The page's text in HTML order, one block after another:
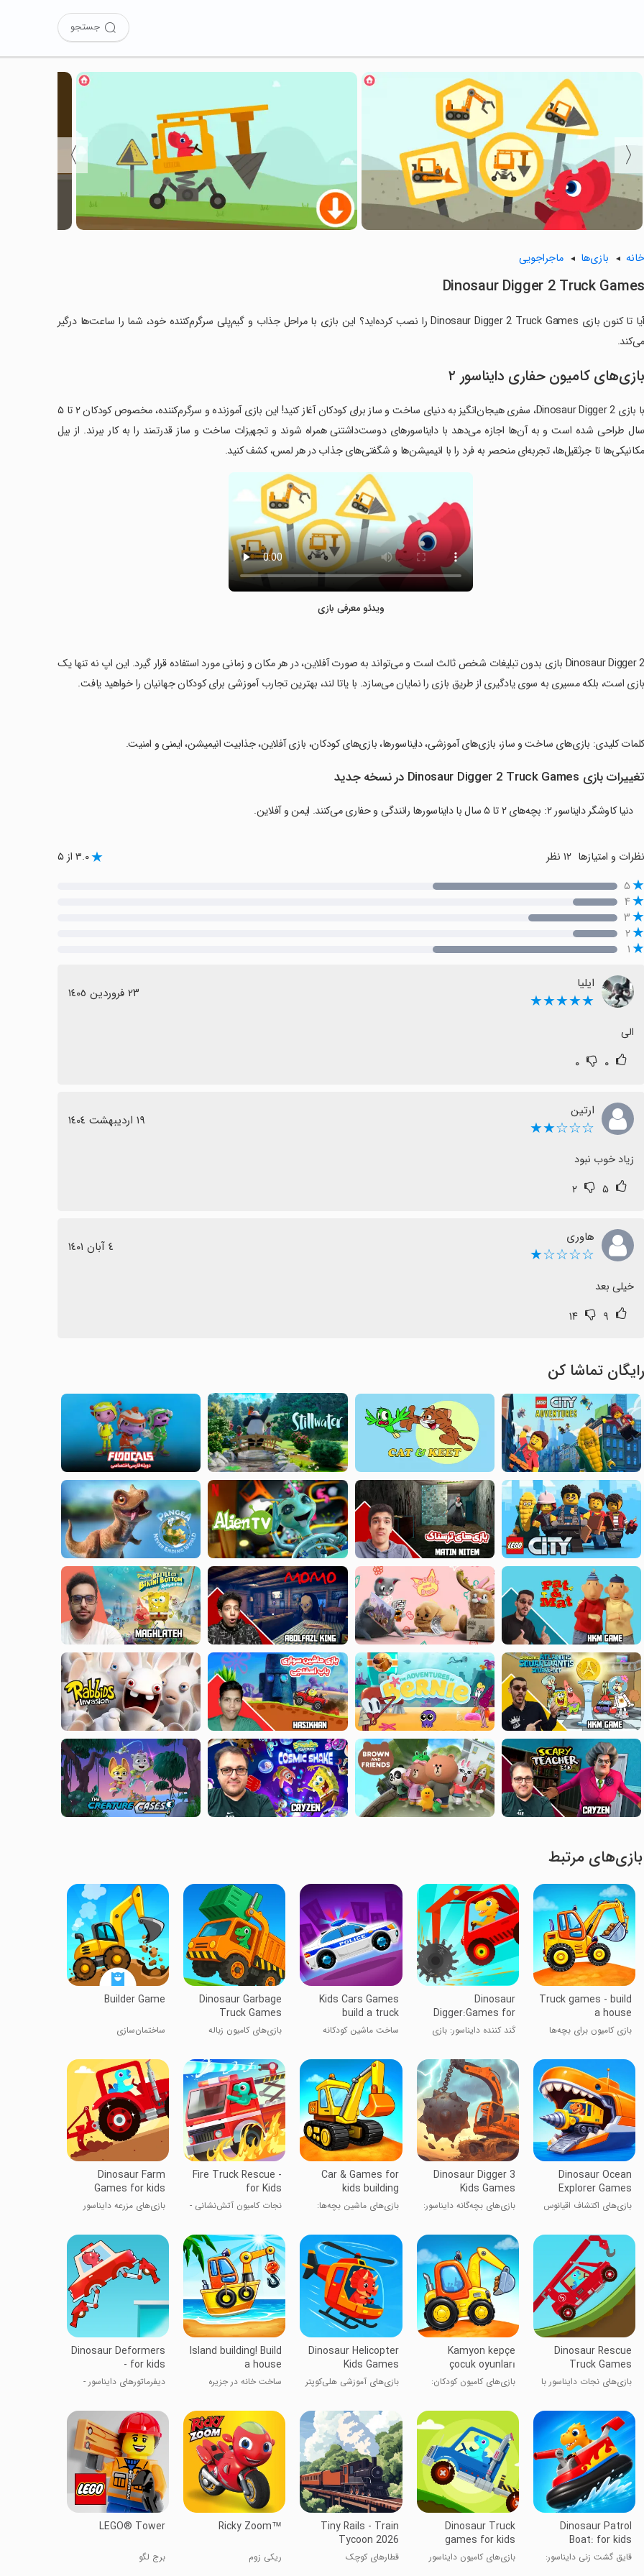
جستجو
〈
〉
خانه بازی‌ها ماجراجویی
Dinosaur Digger 2 Truck Games
آیا تا کنون بازی Dinosaur Digger 2 Truck Games را نصب کرده‌اید؟ این بازی با مراحل جذاب و گیم‌پلی سرگرم‌کننده خود، شما را ساعت‌ها درگیر
می‌کند.
بازی‌های کامیون حفاری دایناسور ۲
با بازی Dinosaur Digger 2، سفری هیجان‌انگیز به دنیای ساخت و ساز برای کودکان آغاز کنید! این بازی آموزنده و سرگرم‌کننده، مخصوص کودکان ۲ تا ۵
سال طراحی شده است و به آن‌ها اجازه می‌دهد با دایناسورهای دوست‌داشتنی همراه شوند و تجهیزات ساخت و ساز قدرتمند را به کار ببرند. از بیل
مکانیکی‌ها تا جرثقیل‌ها، تجربه‌ای منحصر به فرد را با انیمیشن‌ها و شگفتی‌های جذاب در هر لمس، کشف کنید.
ویدئو معرفی بازی
‏Dinosaur Digger 2 بازی بدون تبلیغات شخص ثالث است و می‌تواند به صورت آفلاین، در هر مکان و زمانی مورد استفاده قرار گیرد. این اپ نه تنها یک
بازی است، بلکه مسیری به سوی یادگیری از طریق بازی را نمایان می‌سازد. با یاتا لند، بهترین تجارب آموزشی برای کودکان جهانیان را خواهید یافت.
‏کلمات کلیدی: بازی‌های ساخت و ساز، بازی‌های آموزشی، دایناسورها، بازی‌های کودکان، بازی آفلاین، جذابیت انیمیشن، ایمنی و امنیت.
تغییرات بازی Dinosaur Digger 2 Truck Games در نسخه جدید
دنیا کاوشگر دایناسور ۲: بچه‌های ۲ تا ۵ سال با دایناسورها رانندگی و حفاری می‌کنند. ایمن و آفلاین.
نظرات و امتیازها ۱۲ نظر ۳.۰ از ۵
۵
۴
۳
۲
۱
ایلیا
★★★★★ ٢٣ فروردین ١٤٠٥
الی
۰ ۰
ارتین
☆☆☆★★ ١٩ اردیبهشت ١٤٠٤
زیاد خوب نبود
۵ ۲
هاوری
☆☆☆☆★ ٤ آبان ١٤٠١
خیلی بعد
۹ ۱۴
رایگان تماشا کن
بازی‌های مرتبط
Truck games - build
a house
بازی کامیون برای بچه‌ها
Dinosaur
Digger:Games for
kids
کَند کننده دایناسور: بازی
Kids Cars Games
build a truck
ساخت ماشین کودکانه
Dinosaur Garbage
Truck Games
بازی‌های کامیون زباله
Builder Game
ساختمان‌سازی
Dinosaur Ocean
Explorer Games
بازی‌های اکتشاف اقیانوس
Dinosaur Digger 3
Kids Games
بازی‌های بچه‌گانه دایناسور:
Car & Games for
kids building
بازی‌های ماشین بچه‌ها:
Fire Truck Rescue -
for Kids
نجات کامیون آتش‌نشانی -
Dinosaur Farm
Games for kids
بازی‌های مزرعه دایناسور
Dinosaur Rescue
Truck Games
بازی‌های نجات دایناسور با
Kamyon kepçe
çocuk oyunları
بازی‌های کامیون کودکان:
Dinosaur Helicopter
Kids Games
بازی‌های آموزشی هلی‌کوپتر
Island building! Build
a house
ساخت خانه در جزیره
Dinosaur Deformers
- for kids
دیفرماتورهای دایناسور -
Dinosaur Patrol
Boat: for kids
قایق گشت زنی دایناسور:
Dinosaur Truck
games for kids
بازی‌های کامیون دایناسور
Tiny Rails - Train
Tycoon 2026
قطارهای کوچک
Ricky Zoom™
ریکی زوم
LEGO® Tower
برج لگو